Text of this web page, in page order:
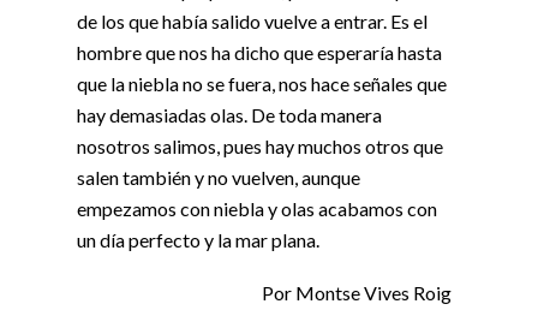
de los que había salido vuelve a entrar. Es el
hombre que nos ha dicho que esperaría hasta
que la niebla no se fuera, nos hace señales que
hay demasiadas olas. De toda manera
nosotros salimos, pues hay muchos otros que
salen también y no vuelven, aunque
empezamos con niebla y olas acabamos con
un día perfecto y la mar plana.
Por Montse Vives Roig